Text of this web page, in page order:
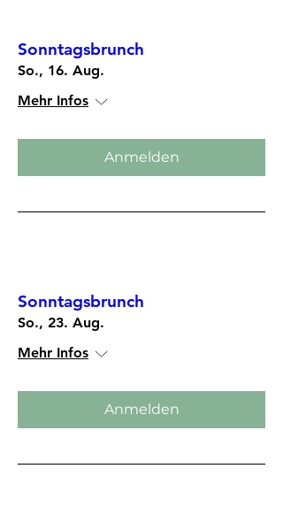
Sonntagsbrunch
So., 16. Aug.
Mehr Infos
Anmelden
Sonntagsbrunch
So., 23. Aug.
Mehr Infos
Anmelden